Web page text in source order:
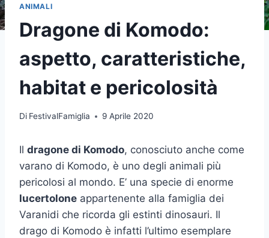
ANIMALI
Dragone di Komodo:
aspetto, caratteristiche,
habitat e pericolosità
Di FestivalFamiglia 9 Aprile 2020
Il dragone di Komodo, conosciuto anche come
varano di Komodo, è uno degli animali più
pericolosi al mondo. E’ una specie di enorme
lucertolone appartenente alla famiglia dei
Varanidi che ricorda gli estinti dinosauri. Il
drago di Komodo è infatti l’ultimo esemplare